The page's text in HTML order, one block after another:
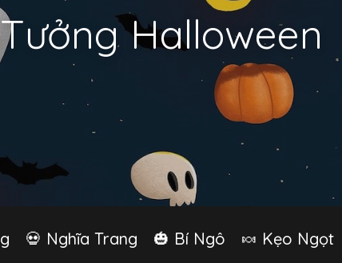
Halloween
💀 Nghĩa Trang 🎃 Bí Ngô 🍬 Kẹo Ngọt